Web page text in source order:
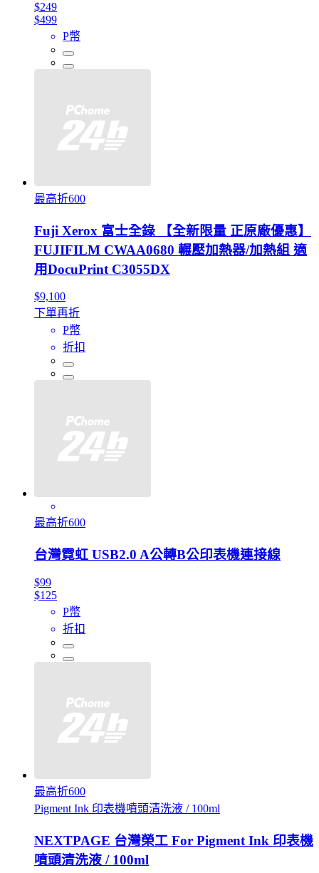
$249
$499
P幣
最高折600
Fuji Xerox 富士全錄 【全新限量 正原廠優惠】
FUJIFILM CWAA0680 輾壓加熱器/加熱組 適
用DocuPrint C3055DX
$9,100
下單再折
P幣
折扣
最高折600
台灣霓虹 USB2.0 A公轉B公印表機連接線
$99
$125
P幣
折扣
最高折600
Pigment Ink 印表機噴頭清洗液 / 100ml
NEXTPAGE 台灣榮工 For Pigment Ink 印表機
噴頭清洗液 / 100ml